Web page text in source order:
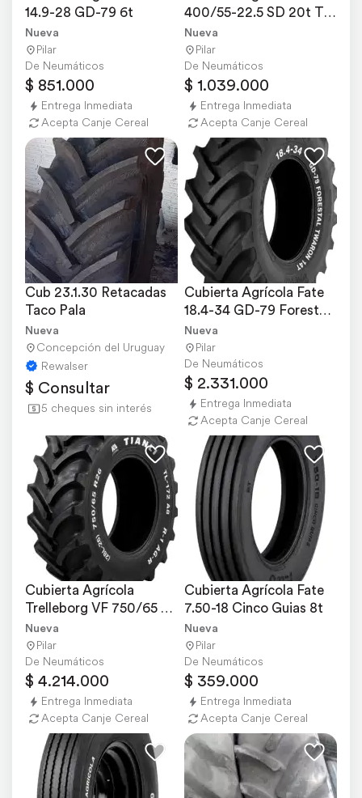
14.9-28 GD-79 6t
Nueva
Pilar
De Neumáticos
$ 851.000
Entrega Inmediata
Acepta Canje Cereal
400/55-22.5 SD 20t TL
Fate
Nueva
Pilar
De Neumáticos
$ 1.039.000
Entrega Inmediata
Acepta Canje Cereal
Cub 23.1.30 Retacadas
Taco Pala
Nueva
Concepción del Uruguay
Rewalser
$ Consultar
5 cheques sin interés
Cubierta Agrícola Fate
18.4-34 GD-79 Forestal
Twaron 14t
Nueva
Pilar
De Neumáticos
$ 2.331.000
Entrega Inmediata
Acepta Canje Cereal
Cubierta Agrícola
Trelleborg VF 750/65
R26 TL CFO 177 A8
Nueva
Pilar
De Neumáticos
$ 4.214.000
Entrega Inmediata
Acepta Canje Cereal
Cubierta Agrícola Fate
7.50-18 Cinco Guias 8t
Nueva
Pilar
De Neumáticos
$ 359.000
Entrega Inmediata
Acepta Canje Cereal